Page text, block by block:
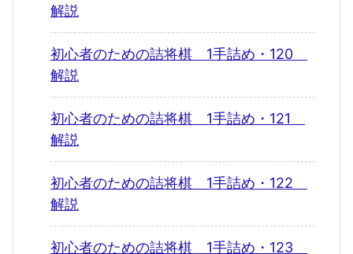
解説
初心者のための詰将棋 1手詰め・120
解説
初心者のための詰将棋 1手詰め・121
解説
初心者のための詰将棋 1手詰め・122
解説
初心者のための詰将棋 1手詰め・123